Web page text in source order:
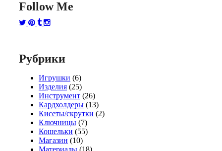
Follow Me
Рубрики
Игрушки (6)
Изделия (25)
Инструмент (26)
Кардхолдеры (13)
Кисеты/скрутки (2)
Ключницы (7)
Кошельки (55)
Магазин (10)
Материалы (18)